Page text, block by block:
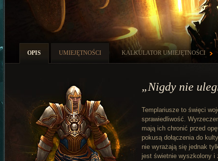
OPIS UMIEJĘTNOŚCI KALKULATOR UMIEJĘTNOŚCI
„Nigdy nie
Templariusze to święci
sprawiedliwość.
mają ich chronić przed
pokusą dołączenia do
nie wyrażają się jednak
jest świetnie wyszkolony i